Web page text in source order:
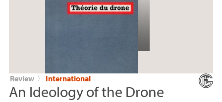
Review 〉 International
An Ideology of the Drone